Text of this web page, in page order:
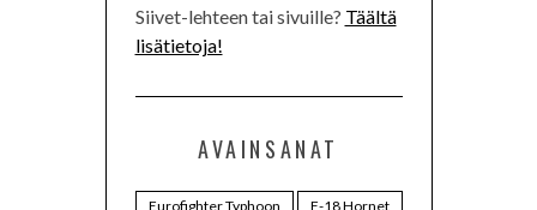
Siivet-lehteen tai sivuille? Täältä
lisätietoja!
AVAINSANAT
Eurofighter Typhoon
F-18 Hornet